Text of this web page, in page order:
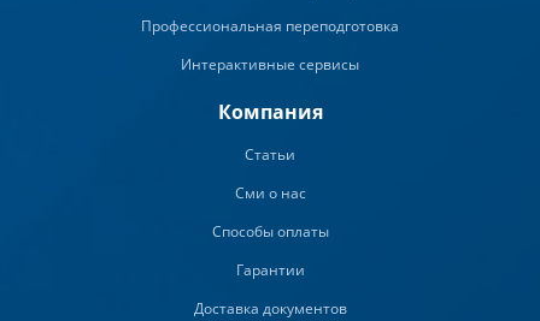
Профессиональная переподготовка
Интерактивные сервисы
Компания
Статьи
Сми о нас
Способы оплаты
Гарантии
Доставка документов